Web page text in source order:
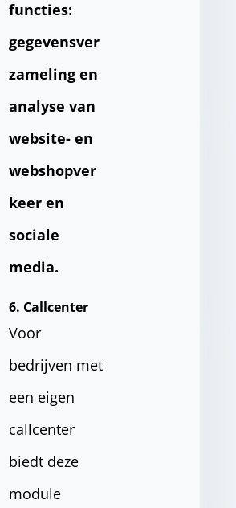
functies:
gegevensver
zameling en
analyse van
website- en
webshopver
keer en
sociale
media.
6. Callcenter
Voor
bedrijven met
een eigen
callcenter
biedt deze
module